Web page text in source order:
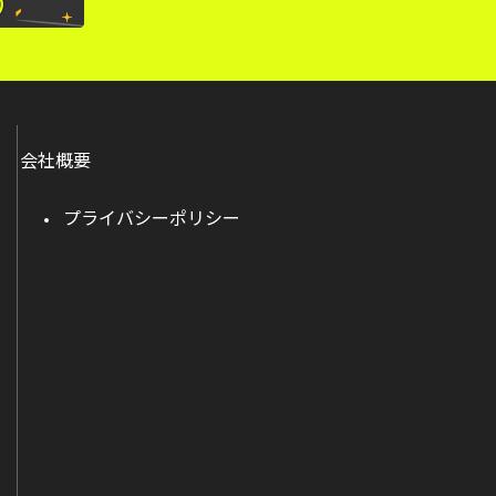
会社概要
プライバシーポリシー